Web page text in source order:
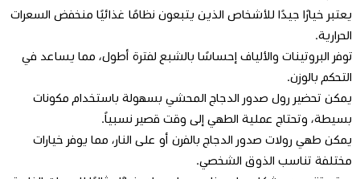
يعتبر خيارًا جيدًا للأشخاص الذين يتبعون نظامًا غذائيًا منخفض السعرات
الحرارية.
توفر البروتينات والألياف إحساسًا بالشبع لفترة أطول، مما يساعد في
التحكم بالوزن.
يمكن تحضير رول صدور الدجاج المحشي بسهولة باستخدام مكونات
بسيطة، وتحتاج عملية الطهي إلى وقت قصير نسبياً.
يمكن طهي رولات صدور الدجاج بالفرن أو على النار، مما يوفر خيارات
مختلفة تناسب الذوق الشخصي.